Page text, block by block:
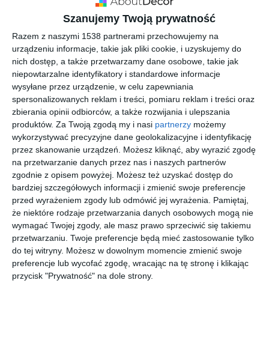
Szanujemy Twoją prywatność
Razem z naszymi 1538 partnerami przechowujemy na
urządzeniu informacje, takie jak pliki cookie, i uzyskujemy do
nich dostęp, a także przetwarzamy dane osobowe, takie jak
niepowtarzalne identyfikatory i standardowe informacje
wysyłane przez urządzenie, w celu zapewniania
spersonalizowanych reklam i treści, pomiaru reklam i treści oraz
zbierania opinii odbiorców, a także rozwijania i ulepszania
produktów. Za Twoją zgodą my i nasi partnerzy możemy
wykorzystywać precyzyjne dane geolokalizacyjne i identyfikację
przez skanowanie urządzeń. Możesz kliknąć, aby wyrazić zgodę
na przetwarzanie danych przez nas i naszych partnerów
zgodnie z opisem powyżej. Możesz też uzyskać dostęp do
bardziej szczegółowych informacji i zmienić swoje preferencje
przed wyrażeniem zgody lub odmówić jej wyrażenia. Pamiętaj,
że niektóre rodzaje przetwarzania danych osobowych mogą nie
wymagać Twojej zgody, ale masz prawo sprzeciwić się takiemu
przetwarzaniu. Twoje preferencje będą mieć zastosowanie tylko
do tej witryny. Możesz w dowolnym momencie zmienić swoje
preferencje lub wycofać zgodę, wracając na tę stronę i klikając
przycisk "Prywatność" na dole strony.
INSPIRACJA
Garderoba z
przesuwanymi drzwiami
Garderoba z przesuwanymi drzwiami w kolorze szaro-
białym.
AUTOR:INVENTIVE studio
DODAJ DO ULUBIONYCH
UDOSTĘPNIJ
Pozostałe zdjęcia w projekcie:Nowoczesne mieszkanie z
elementami loft i Art Deco